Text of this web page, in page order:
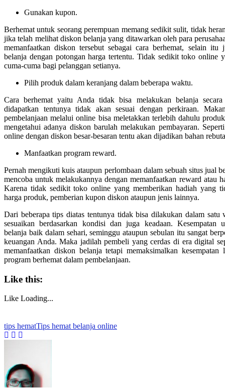
Gunakan kupon.
Berhemat untuk seorang perempuan memang sedikit sulit, tidak
jika telah melihat diskon belanja yang ditawarkan oleh para
memanfaatkan diskon tersebut sebagai cara berhemat, selain itu
belanja dengan potongan harga tertentu. Tidak sedikit toko online
cuma-cuma bagi pelanggan setianya.
Pilih produk dalam keranjang dalam beberapa waktu.
Cara berhemat yaitu Anda tidak bisa melakukan belanja
didapatkan tentunya tidak akan sesuai dengan perkiraan.
pembelanjaan melalui online bisa meletakkan terlebih dahulu
mengetahui adanya diskon barulah melakukan pembayaran.
online dengan diskon besar-besaran tentu akan dijadikan bahan
Manfaatkan program reward.
Pernah mengikuti kuis ataupun perlombaan dalam sebuah situs jual
mencoba untuk melakukannya dengan memanfaatkan reward atau
Karena tidak sedikit toko online yang memberikan hadiah yang
harga produk, pemberian kupon diskon ataupun jenis lainnya.
Dari beberapa tips diatas tentunya tidak bisa dilakukan dalam
sesuaikan berdasarkan kondisi dan juga keadaan. Kesempatan
belanja baik dalam sehari, seminggu ataupun sebulan itu sangat
keuangan Anda. Maka jadilah pembeli yang cerdas di era digital
memanfaatkan diskon belanja tetapi memaksimalkan
program berhemat dalam pembelanjaan.
Like this:
Like Loading...
tips hematTips hemat belanja online